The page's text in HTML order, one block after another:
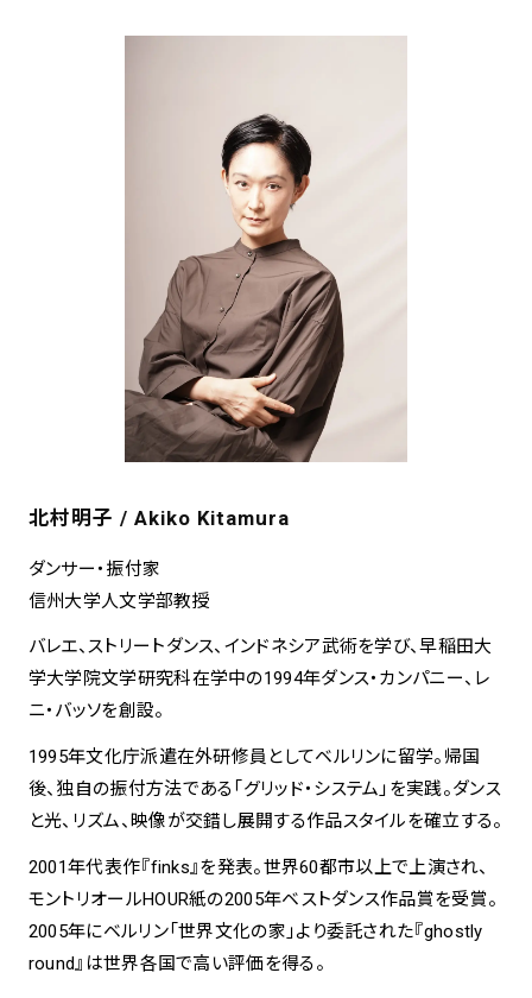
北村明子 / Akiko Kitamura
ダンサー・振付家
信州大学人文学部教授
バレエ、ストリートダンス、インドネシア武術を学び、早稲田大
学大学院文学研究科在学中の1994年ダンス・カンパニー、レ
ニ・バッソを創設。
1995年文化庁派遣在外研修員としてベルリンに留学。帰国
後、独自の振付方法である「グリッド・システム」を実践。ダンス
と光、リズム、映像が交錯し展開する作品スタイルを確立する。
2001年代表作『finks』を発表。世界60都市以上で上演され、
モントリオールHOUR紙の2005年ベストダンス作品賞を受賞。
2005年にベルリン「世界文化の家」より委託された『ghostly
round』は世界各国で高い評価を得る。